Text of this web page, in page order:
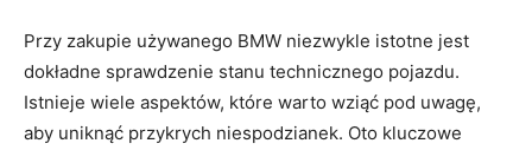
Przy zakupie używanego BMW niezwykle ⁢istotne ​jest
⁣dokładne ⁢sprawdzenie stanu technicznego pojazdu. ​
Istnieje ⁤wiele aspektów, które​ warto ‍wziąć pod uwagę,⁢
aby⁣ uniknąć⁣ przykrych ​niespodzianek. Oto​ kluczowe